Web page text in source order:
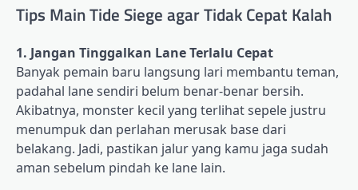
Tips Main Tide Siege agar Tidak Cepat Kalah
1. Jangan Tinggalkan Lane Terlalu Cepat
Banyak pemain baru langsung lari membantu teman,
padahal lane sendiri belum benar-benar bersih.
Akibatnya, monster kecil yang terlihat sepele justru
menumpuk dan perlahan merusak base dari
belakang. Jadi, pastikan jalur yang kamu jaga sudah
aman sebelum pindah ke lane lain.